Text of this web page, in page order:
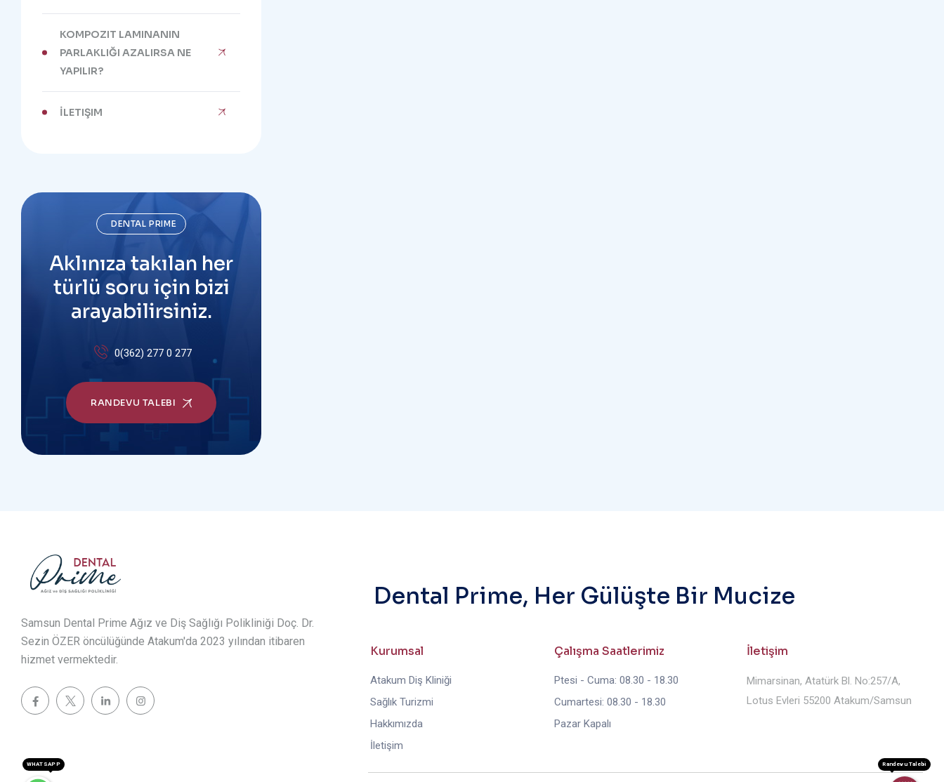
KOMPOZIT LAMINANIN
PARLAKLIĞI AZALIRSA NE
YAPILIR?
İLETIŞIM
DENTAL PRIME
Aklınıza takılan her
türlü soru için bizi
arayabilirsiniz.
0(362) 277 0 277
RANDEVU TALEBI
Dental Prime, Her Gülüşte Bir Mucize
Samsun Dental Prime Ağız ve Diş Sağlığı Polikliniği Doç. Dr.
Sezin ÖZER öncülüğünde Atakum'da 2023 yılından itibaren
hizmet vermektedir.
Kurumsal
Atakum Diş Kliniği
Sağlık Turizmi
Hakkımızda
İletişim
Çalışma Saatlerimiz
Ptesi - Cuma: 08.30 - 18.30
Cumartesi: 08.30 - 18.30
Pazar Kapalı
İletişim
Mimarsinan, Atatürk Bl. No:257/A,
Lotus Evleri 55200 Atakum/Samsun
WHATSAPP Randevu Talebi